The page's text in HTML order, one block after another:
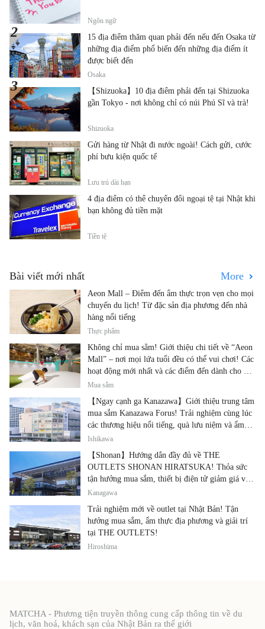
Ngôn ngữ
15 địa điểm thăm quan phải đến nếu đến Osaka từ
những địa điểm phổ biến đến những địa điểm ít
được biết đến
Osaka
【Shizuoka】10 địa điểm phải đến tại Shizuoka
gần Tokyo - nơi không chỉ có núi Phú Sĩ và trà!
Shizuoka
Gửi hàng từ Nhật đi nước ngoài! Cách gửi, cước
phí bưu kiện quốc tế
Lưu trú dài hạn
4 địa điểm có thể chuyển đổi ngoại tệ tại Nhật khi
bạn không đủ tiền mặt
Tiền tệ
Bài viết mới nhất More
Aeon Mall – Điểm đến ẩm thực trọn vẹn cho mọi
chuyến du lịch! Từ đặc sản địa phương đến nhà
hàng nổi tiếng
Thực phẩm
Không chỉ mua sắm! Giới thiệu chi tiết về “Aeon
Mall” – nơi mọi lứa tuổi đều có thể vui chơi! Các
hoạt động mới nhất và các điểm đến dành cho gia
đình.
Mua sắm
【Ngay cạnh ga Kanazawa】Giới thiệu trung tâm
mua sắm Kanazawa Forus! Trải nghiệm cùng lúc
các thương hiệu nổi tiếng, quà lưu niệm và ẩm
thực địa phương
Ishikawa
【Shonan】Hướng dẫn đầy đủ về THE
OUTLETS SHONAN HIRATSUKA! Thỏa sức
tận hưởng mua sắm, thiết bị điện tử giảm giá và
ẩm thực địa phương tại cùng một địa điểm!
Kanagawa
Trải nghiệm mới về outlet tại Nhật Bản! Tận
hưởng mua sắm, ẩm thực địa phương và giải trí
tại THE OUTLETS!
Hiroshima
MATCHA - Phương tiện truyền thông cung cấp thông tin về du
lịch, văn hoá, khách sạn của Nhật Bản ra thế giới